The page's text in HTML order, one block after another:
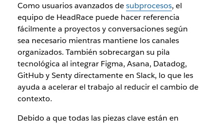
Como usuarios avanzados desubprocesos, el
equipo de HeadRace puede hacer referencia
fácilmente a proyectos y conversaciones según
sea necesario mientras mantiene los canales
organizados. También sobrecargan su pila
tecnológica al integrar Figma, Asana, Datadog,
GitHub y Senty directamente en Slack, lo que les
ayuda a acelerar el trabajo al reducir el cambio de
contexto.
Debido a que todas las piezas clave están en